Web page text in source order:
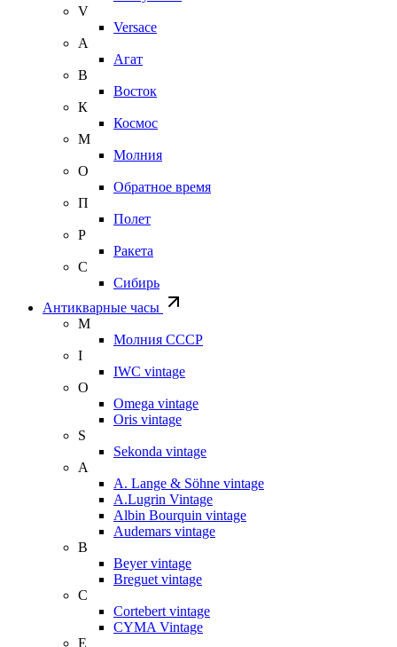
V
Versace
А
Агат
В
Восток
К
Космос
М
Молния
О
Обратное время
П
Полет
Р
Ракета
С
Сибирь
Антикварные часы
М
Молния СССР
I
IWC vintage
O
Omega vintage
Oris vintage
S
Sekonda vintage
A
A. Lange & Söhne vintage
A.Lugrin Vintage
Albin Bourquin vintage
Audemars vintage
B
Beyer vintage
Breguet vintage
C
Cortebert vintage
CYMA Vintage
E